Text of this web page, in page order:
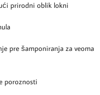
prirodni oblik lokni
pre šamponiranja za veoma
poroznosti